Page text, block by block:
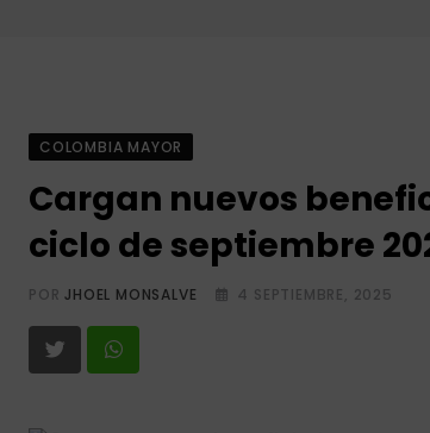
COLOMBIA MAYOR
Cargan nuevos
ciclo de septiembre
PORJHOEL MONSALVE 4 SEPTIEMBRE, 2025